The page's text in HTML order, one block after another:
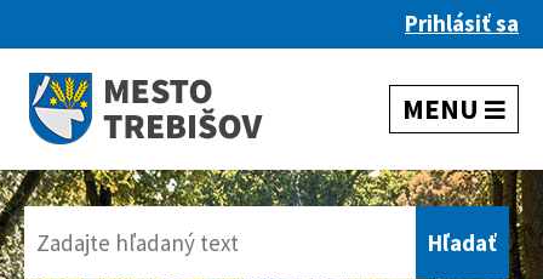
Prihlásiť sa